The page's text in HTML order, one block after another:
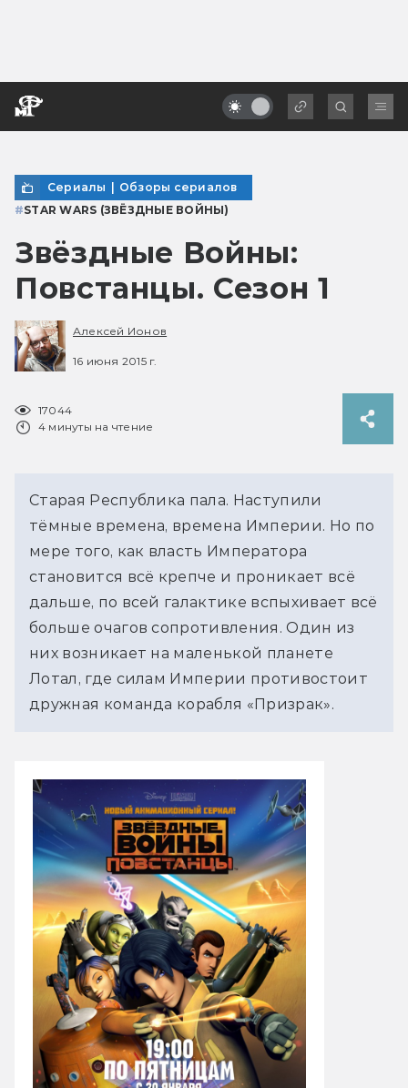
Сериалы | Обзоры сериалов
#STAR WARS (ЗВЁЗДНЫЕ ВОЙНЫ)
Звёздные Войны:
Повстанцы. Сезон 1
Алексей Ионов
16 июня 2015 г.
17044
4 минуты на чтение
Старая Республика пала. Наступили
тёмные времена, времена Империи. Но по
мере того, как власть Императора
становится всё крепче и проникает всё
дальше, по всей галактике вспыхивает всё
больше очагов сопротивления. Один из
них возникает на маленькой планете
Лотал, где силам Империи противостоит
дружная команда корабля «Призрак».